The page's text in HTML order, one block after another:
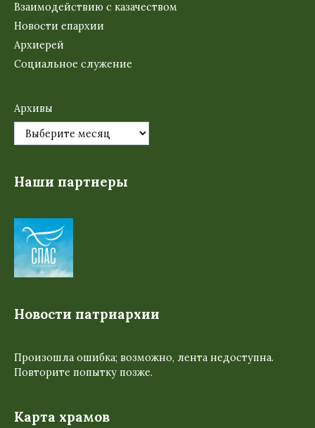
Взаимодействию с казачеством
Новости епархии
Архиерей
Социальное служение
Архивы
Наши партнеры
Новости патриархии
Произошла ошибка; возможно, лента недоступна.
Повторите попытку позже.
Карта храмов